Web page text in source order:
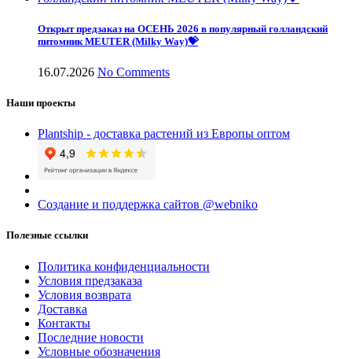
Открыт предзаказ на ОСЕНЬ 2026 в популярный голландский
питомник MEUTER (Milky Way)💝
16.07.2026 No Comments
Наши проекты
Plantship - доставка растений из Европы оптом
Создание и поддержка сайтов @webniko
Полезные ссылки
Политика конфиденциальности
Условия предзаказа
Условия возврата
Доставка
Контакты
Последние новости
Условные обозначения